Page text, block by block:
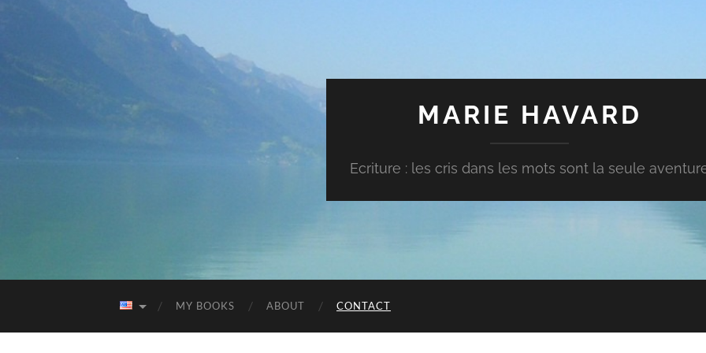
MARIE HAVARD
Ecriture : les cris dans les mots sont la seule
MY BOOKS ABOUT CONTACT